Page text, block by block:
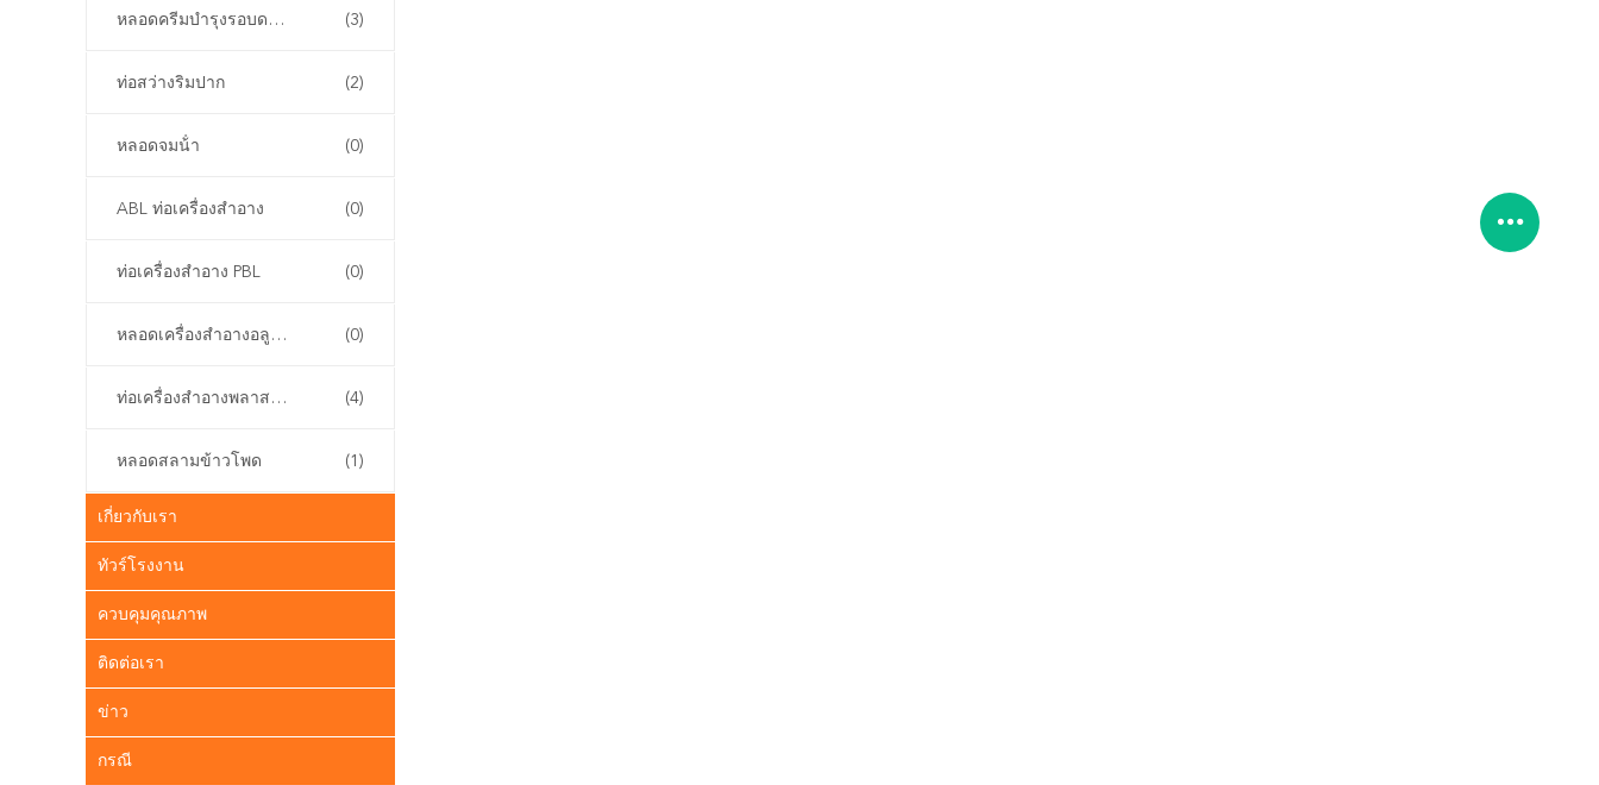
หลอดครีมบำรุงรอบดวงตา (3)
ท่อสว่างริมปาก (2)
หลอดจมน้ํา (0)
ABL ท่อเครื่องสําอาง (0)
ท่อเครื่องสําอาง PBL (0)
หลอดเครื่องสําอางอลูมิเนียม (0)
ท่อเครื่องสําอางพลาสติก PCR (4)
หลอดสลามข้าวโพด (1)
เกี่ยวกับเรา
ทัวร์โรงงาน
ควบคุมคุณภาพ
ติดต่อเรา
ข่าว
กรณี